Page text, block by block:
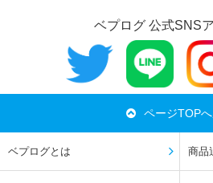
ベプログ 公式SNS
ページTOP
ベプログとは 商品